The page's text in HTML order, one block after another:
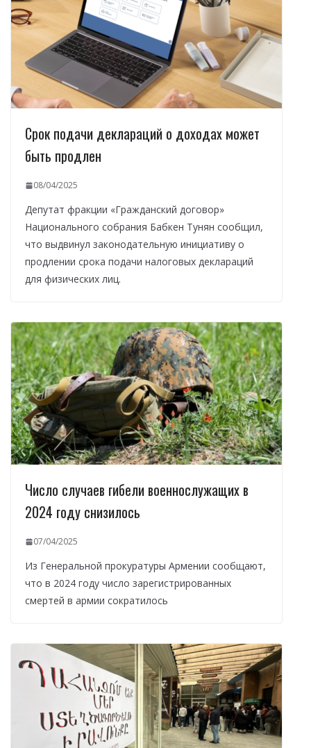
Срок подачи деклараций о доходах может
быть продлен
08/04/2025
Депутат фракции «Гражданский договор»
Национального собрания Бабкен Тунян сообщил,
что выдвинул законодательную инициативу о
продлении срока подачи налоговых деклараций
для физических лиц.
Число случаев гибели военнослужащих в
2024 году снизилось
07/04/2025
Из Генеральной прокуратуры Армении сообщают,
что в 2024 году число зарегистрированных
смертей в армии сократилось